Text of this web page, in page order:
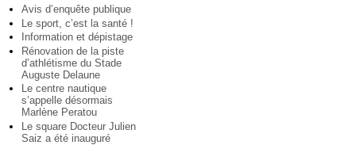
Avis d’enquête publique
Le sport, c’est la santé !
Information et dépistage
Rénovation de la piste
d’athlétisme du Stade
Auguste Delaune
Le centre nautique
s’appelle désormais
Marlène Peratou
Le square Docteur Julien
Saiz a été inauguré